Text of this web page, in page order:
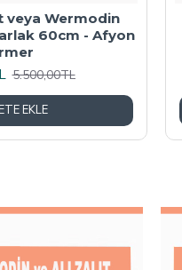
Dalgalı Kare
Mermer
6.000,00TL
EKLE